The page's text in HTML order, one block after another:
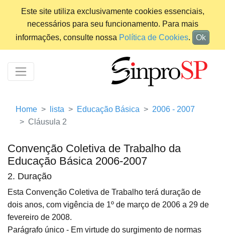
Este site utiliza exclusivamente cookies essenciais,
necessários para seu funcionamento. Para mais
informações, consulte nossa Política de Cookies. Ok
Home lista Educação Básica
2006 - 2007
Cláusula 2
Convenção Coletiva de Trabalho da
Educação Básica 2006-2007
2. Duração
Esta Convenção Coletiva de Trabalho terá duração de
dois anos, com vigência de 1º de março de 2006 a 29 de
fevereiro de 2008.
Parágrafo único - Em virtude do surgimento de normas